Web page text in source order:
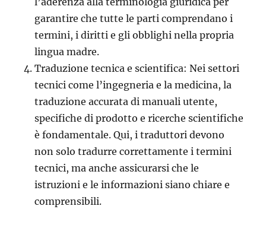
garantire che tutte le parti comprendano i
termini, i diritti e gli obblighi nella propria
lingua madre.
Traduzione tecnica e scientifica: Nei settori
tecnici come l’ingegneria e la medicina, la
traduzione accurata di manuali utente,
specifiche di prodotto e ricerche scientifiche
è fondamentale. Qui, i traduttori devono
non solo tradurre correttamente i termini
tecnici, ma anche assicurarsi che le
istruzioni e le informazioni siano chiare e
comprensibili.